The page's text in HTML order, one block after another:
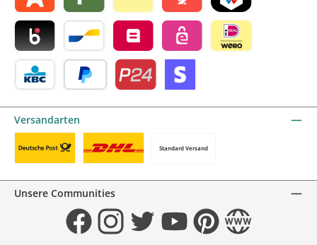
Alma by mollieRiverty by mollie
Wero Satispay by mollieTWINT by mollie
Blik by mollieBancontact by mollie
Belfius by mollieeps by mollie
Versandarten
Standard Versand
Unsere Communities
FacebookInstagramTwitter YouTubePinterestWebsite